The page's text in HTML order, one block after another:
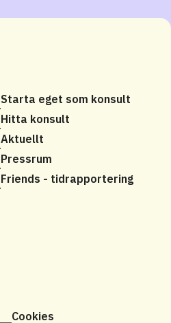
Starta eget som konsult
Hitta konsult
Aktuellt
Pressrum
Friends - tidrapportering
Cookies